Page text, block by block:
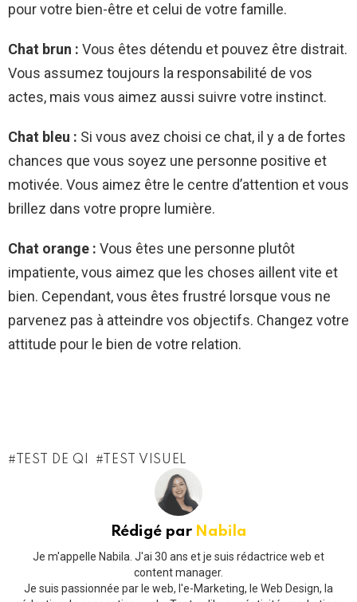
pour votre bien-être et celui de votre famille.
Chat brun : Vous êtes détendu et pouvez être distrait.
Vous assumez toujours la responsabilité de vos
actes, mais vous aimez aussi suivre votre instinct.
Chat bleu : Si vous avez choisi ce chat, il y a de fortes
chances que vous soyez une personne positive et
motivée. Vous aimez être le centre d’attention et vous
brillez dans votre propre lumière.
Chat orange : Vous êtes une personne plutôt
impatiente, vous aimez que les choses aillent vite et
bien. Cependant, vous êtes frustré lorsque vous ne
parvenez pas à atteindre vos objectifs. Changez votre
attitude pour le bien de votre relation.
TEST DE QI TEST VISUEL
Rédigé par Nabila
Je m'appelle Nabila. J'ai 30 ans et je suis rédactrice web et
content manager.
Je suis passionnée par le web, l'e-Marketing, le Web Design, la